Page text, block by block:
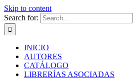
Skip to content
Search for:
INICIO
AUTORES
CATÁLOGO
LIBRERÍAS ASOCIADAS